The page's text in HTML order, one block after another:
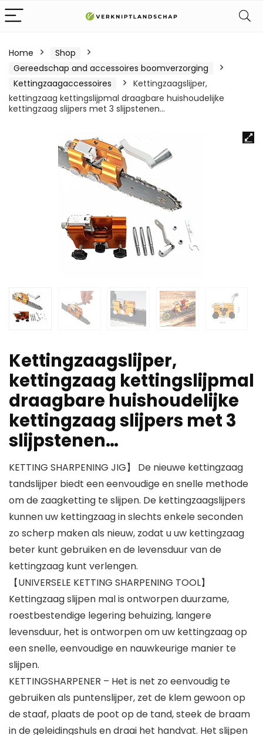
Home
Shop
Gereedschap and accessoires boomverzorging
Kettingzaagaccessoires
Kettingzaagslijper,
kettingzaag kettingslijpmal draagbare huishoudelijke
kettingzaag slijpers met 3 slijpstenen…
Kettingzaagslijper,
kettingzaag kettingslijpmal
draagbare huishoudelijke
kettingzaag slijpers met 3
slijpstenen…
KETTING SHARPENING JIG】 De nieuwe kettingzaag
tandslijper biedt een eenvoudige en snelle methode
om de zaagketting te slijpen. De kettingzaagslijpers
kunnen uw kettingzaag in slechts enkele seconden
zo scherp maken als nieuw, zodat u uw kettingzaag
beter kunt gebruiken en de levensduur van de
kettingzaag kunt verlengen.
【UNIVERSELE KETTING SHARPENING TOOL】
Kettingzaag slijpen mal is ontworpen duurzame,
roestbestendige legering behuizing, langere
levensduur, het is ontworpen om uw kettingzaag op
een snelle, eenvoudige en nauwkeurige manier te
slijpen.
KETTINGSHARPENER – Het is net zo eenvoudig te
gebruiken als puntenslijper, zet de klem gewoon op
de staaf, plaats de poot op de tand, steek de braam
in de geleidingshuls en draai het handvat. Het slijpen